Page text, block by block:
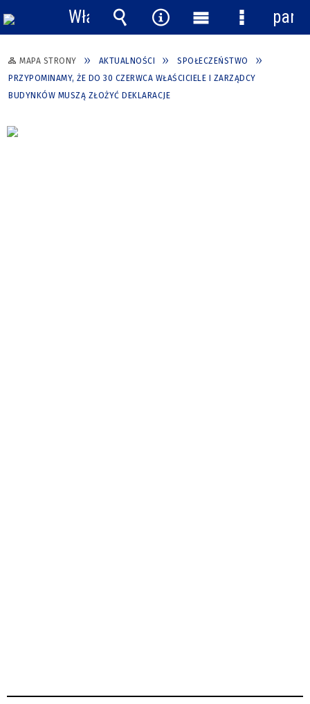
MAPA STRONY AKTUALNOŚCI
SPOŁECZEŃSTWO
PRZYPOMINAMY, ŻE DO 30 CZERWCA WŁAŚCICIELE I ZARZĄDCY
BUDYNKÓW MUSZĄ ZŁOŻYĆ DEKLARACJE
Włącz
powiadomienia
Wyszukiwarka
Narzędzia
Menu
główne
Menu
panel